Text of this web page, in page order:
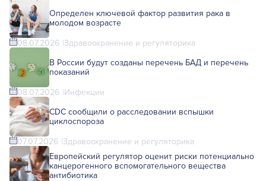
Определен ключевой фактор развития рака в
молодом возрасте
08.07.2026 Здравоохранение и регуляторика
В России будут созданы перечень БАД и перечень
показаний
08.07.2026 Инфекции
CDC сообщили о расследовании вспышки
циклоспороза
07.07.2026 Здравоохранение и регуляторика
Европейский регулятор оценит риски потенциально
канцерогенного вспомогательного вещества
антибиотика